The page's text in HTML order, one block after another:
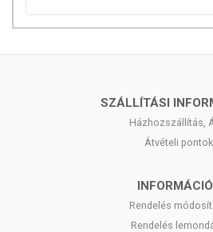
SZÁLLÍTÁSI
Házhozszállítás,
Átvételi pontok
Rendelés
Rendelés